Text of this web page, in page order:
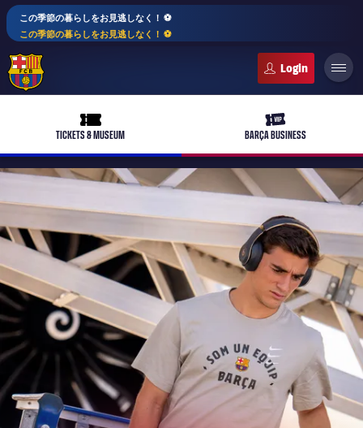
この季節の暮らしをお見逃しなく！ ⚽️
この季節の暮らしをお見逃しなく！ ⚽️
ticket-full
TICKETS & MUSEUM
ticket-vip
BARÇA BUSINESS
plusicon
label.aria.plus
バルサアカデミー
plusicon
label.aria.plus
10年毎
会長
plusicon
label.aria.plus
PLUSICON
LABEL.ARIA.PLUS
トップチーム
女子サッカー
plusicon
label.aria.plus
スケジュール
チケット
結果
バルサAtlètic
plusicon
label.aria.plus
スケジュール
チケット
PLUSICON
LABEL.ARIA.PLUS